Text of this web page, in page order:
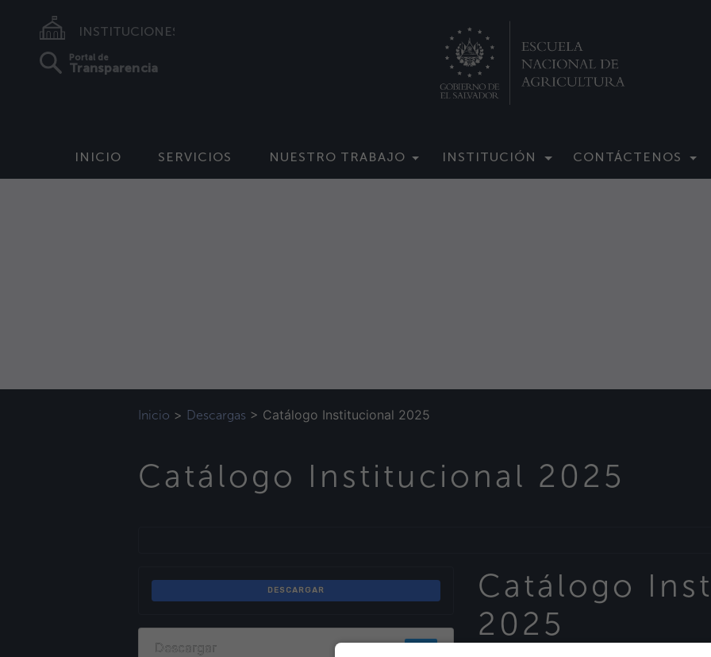
INSTITUCIONES
Portal de
Transparencia
INICIO SERVICIOS NUESTRO TRABAJO INSTITUCIÓN CONTÁCTENOS
Inicio > Descargas > Catálogo Institucional 2025
Catálogo Institucional 2025
DESCARGAR
Descargar
Catálogo
2025